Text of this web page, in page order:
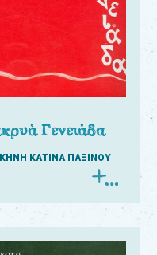
Γενειάδα
ΚΑΤΙΝΑ ΠΑΞΙΝΟΥ